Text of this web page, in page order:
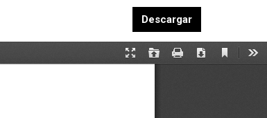
DescargarDescargar PDF